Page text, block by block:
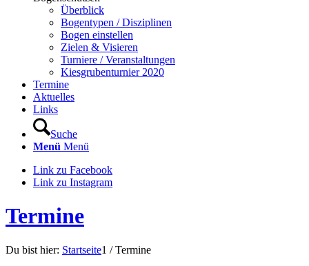
Überblick
Bogentypen / Disziplinen
Bogen einstellen
Zielen & Visieren
Turniere / Veranstaltungen
Kiesgrubenturnier 2020
Termine
Aktuelles
Links
Suche
Menü Menü
Link zu Facebook
Link zu Instagram
Termine
Du bist hier: Startseite1 / Termine